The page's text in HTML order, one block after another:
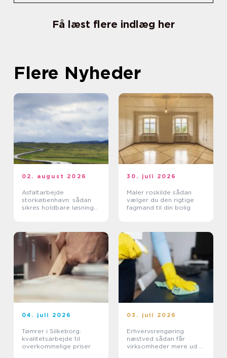
Få læst flere indlæg her
Flere Nyheder
02. august 2026
Asfaltarbejde
storkøbenhavn: sådan
sikres holdbare løsninger
30. juli 2026
Maler roskilde sådan
vælger du den rigtige
fagmand til din bolig
04. juli 2026
Tømrer i Silkeborg:
kvalitetsarbejde til
overkommelige priser
03. juli 2026
Erhvervsrengøring
næstved sådan får
virksomheder mere ud af